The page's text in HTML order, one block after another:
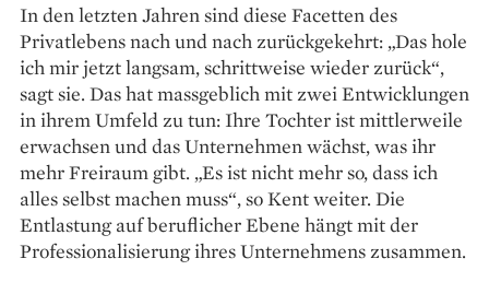
In den letzten Jahren sind diese Facetten des
Privatlebens nach und nach zurückgekehrt: „Das hole
ich mir jetzt langsam, schrittweise wieder zurück“,
sagt sie. Das hat massgeblich mit zwei Entwicklungen
in ihrem Umfeld zu tun: Ihre Tochter ist mittlerweile
erwachsen und das Unternehmen wächst, was ihr
mehr Freiraum gibt. „Es ist nicht mehr so, dass ich
alles selbst machen muss“, so Kent weiter. Die
Entlastung auf beruflicher Ebene hängt mit der
Professionalisierung ihres Unternehmens zusammen.